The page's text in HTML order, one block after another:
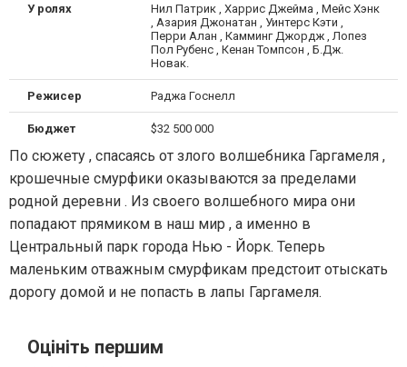
У ролях
Нил Патрик , Харрис Джейма , Мейс Хэнк
, Азария Джонатан , Уинтерс Кэти ,
Перри Алан , Камминг Джордж , Лопез
Пол Рубенс , Кенан Томпсон , Б.Дж.
Новак.
Режисер Раджа Госнелл
Бюджет $32 500 000
По сюжету , спасаясь от злого волшебника Гаргамеля ,
крошечные смурфики оказываются за пределами
родной деревни . Из своего волшебного мира они
попадают прямиком в наш мир , а именно в
Центральный парк города Нью - Йорк. Теперь
маленьким отважным смурфикам предстоит отыскать
дорогу домой и не попасть в лапы Гаргамеля.
Оцініть першим